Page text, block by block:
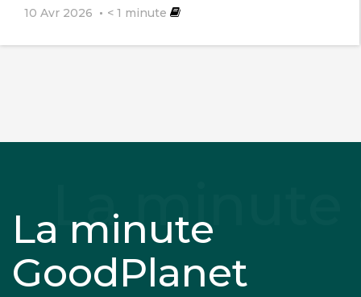
10 Avr 2026 < 1 minute
La minute
GoodPlanet